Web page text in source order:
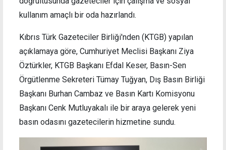
kullanım amaçlı bir oda hazırlandı.
Kıbrıs Türk Gazeteciler Birliği'nden (KTGB) yapılan
açıklamaya göre, Cumhuriyet Meclisi Başkanı Ziya
Öztürkler, KTGB Başkanı Efdal Keser, Basın-Sen
Örgütlenme Sekreteri Tümay Tuğyan, Dış Basın Birliği
Başkanı Burhan Cambaz ve Basın Kartı Komisyonu
Başkanı Cenk Mutluyakalı ile bir araya gelerek yeni
basın odasını gazetecilerin hizmetine sundu.